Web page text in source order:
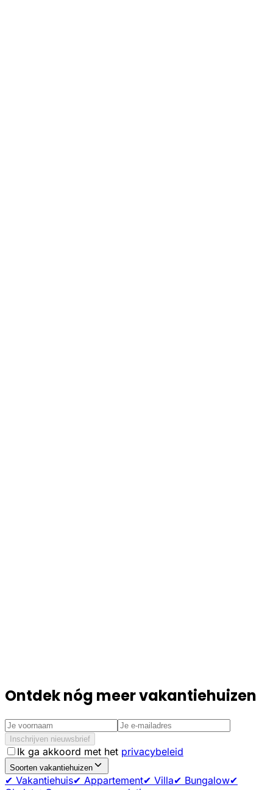
Ontdek nóg meer vakantiehuizen
Inschrijven nieuwsbrief
Ik ga akkoord met het privacybeleid
Soorten vakantiehuizen
✔ Vakantiehuis✔ Appartement✔ Villa✔ Bungalow✔